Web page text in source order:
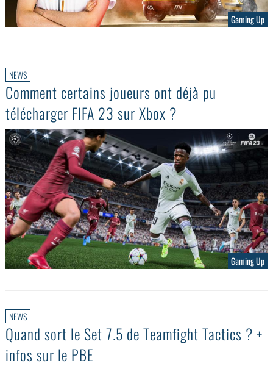
Gaming Up
NEWS
Comment certains joueurs ont déjà pu
télécharger FIFA 23 sur Xbox ?
Gaming Up
NEWS
Quand sort le Set 7.5 de Teamfight Tactics ? +
infos sur le PBE